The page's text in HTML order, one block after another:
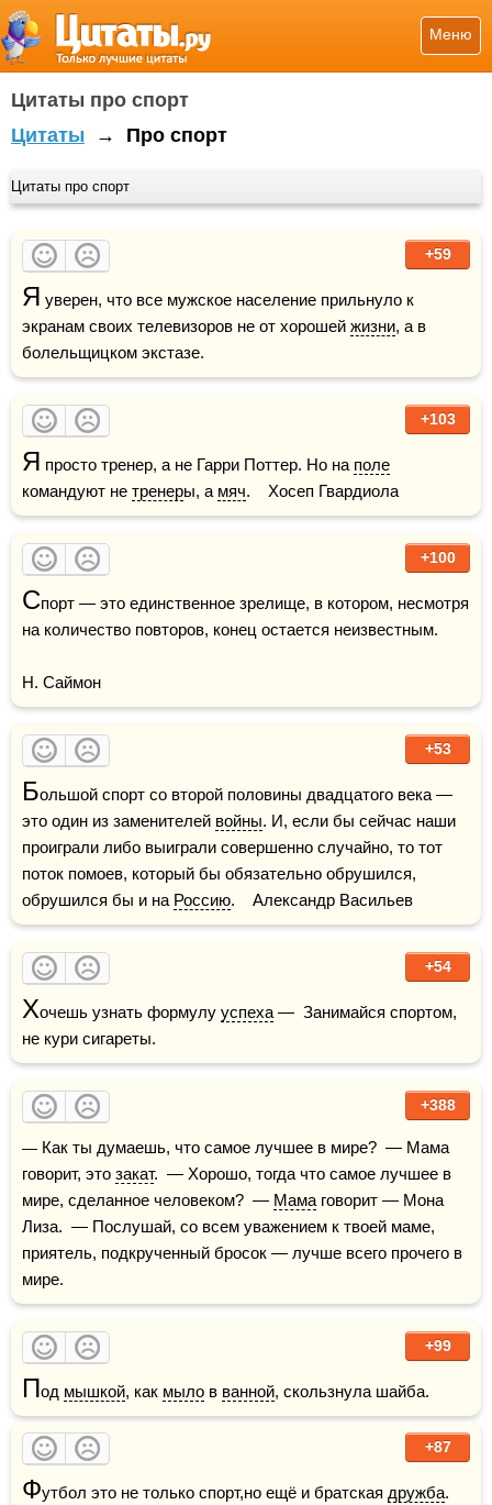
Меню
Цитаты про спорт
Цитаты → Про спорт
Цитаты про спорт
+59
Я уверен, что все мужское население прильнуло к
экранам своих телевизоров не от хорошей жизни, а в
болельщицком экстазе.
+103
Я просто тренер, а не Гарри Поттер. Но на поле
командуют не тренеры, а мяч.    Хосеп Гвардиола
+100
Спорт — это единственное зрелище, в котором, несмотря
на количество повторов, конец остается неизвестным.
Н. Саймон
+53
Большой спорт со второй половины двадцатого века —
это один из заменителей войны. И, если бы сейчас наши
проиграли либо выиграли совершенно случайно, то тот
поток помоев, который бы обязательно обрушился,
обрушился бы и на Россию.    Александр Васильев
+54
Хочешь узнать формулу успеха —  Занимайся спортом,
не кури сигареты.
+388
— Как ты думаешь, что самое лучшее в мире?  — Мама
говорит, это закат.  — Хорошо, тогда что самое лучшее в
мире, сделанное человеком?  — Мама говорит — Мона
Лиза.  — Послушай, со всем уважением к твоей маме,
приятель, подкрученный бросок — лучше всего прочего в
мире.
+99
Под мышкой, как мыло в ванной, скользнула шайба.
+87
Футбол это не только спорт,но ещё и братская дружба.